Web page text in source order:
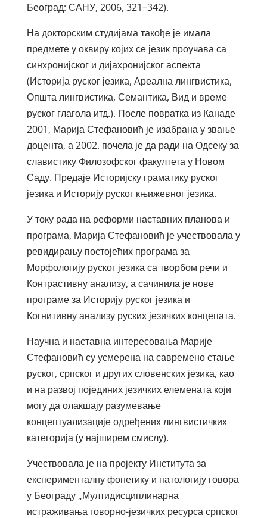
Београд: САНУ, 2006, 321–342).
На докторским студијама такође је имала
предмете у оквиру којих се језик проучава са
синхронијског и дијахронијског аспекта
(Историја руског језика, Ареална лингвистика,
Општа лингвистика, Семантика, Вид и време
руског глагола итд.). После повратка из Канаде
2001, Марија Стефановић је изабрана у звање
доцента, а 2002. почела је да ради на Одсеку за
славистику Филозофског факултета у Новом
Саду. Предаје Историјску граматику руског
језика и Историју руског књижевног језика.
У току рада на реформи наставних планова и
програма, Марија Стефановић је учествовала у
ревидирању постојећих програма за
Морфологију руског језика са творбом речи и
Контрастивну анализу, а сачинила је нове
програме за Историју руског језика и
Когнитивну анализу руских језичких концепата.
Научна и наставна интересовања Марије
Стефановић су усмерена на савремено стање
руског, српског и других словенских језика, као
и на развој појединих језичких елемената који
могу да олакшају разумевање
концептуализације одређених лингвистичких
категорија (у најширем смислу).
Учествовала је на пројекту Института за
експерименталну фонетику и патологију говора
у Београду „Мултидисциплинарна
истраживања говорно-језичких ресурса српског